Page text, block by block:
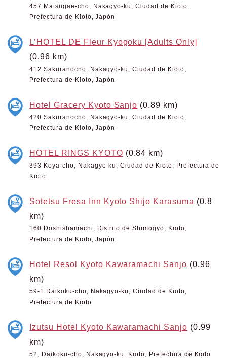
457 Matsugae-cho, Nakagyo-ku, Ciudad de Kioto,
Prefectura de Kioto, Japón
L’HOTEL DE Fleur Kyogoku [Adults Only]
(0.96 km)
412 Sakuranocho, Nakagyo-ku, Ciudad de Kioto,
Prefectura de Kioto, Japón
Hotel Gracery Kyoto Sanjo (0.89 km)
420 Sakuranocho, Nakagyo-ku, Ciudad de Kioto,
Prefectura de Kioto, Japón
HOTEL RINGS KYOTO (0.84 km)
393 Koya-cho, Nakagyo-ku, Ciudad de Kioto, Prefectura de
Kioto
Sotetsu Fresa Inn Kyoto Shijo Karasuma (0.8
km)
160 Doshishamachi, Distrito de Shimogyo, Kioto,
Prefectura de Kioto, Japón
Hotel Resol Kyoto Kawaramachi Sanjo (0.96
km)
59-1 Daikoku-cho, Nakagyo-ku, Ciudad de Kioto,
Prefectura de Kioto
Izutsu Hotel Kyoto Kawaramachi Sanjo (0.99
km)
52, Daikoku-cho, Nakagyo-ku, Kioto, Prefectura de Kioto